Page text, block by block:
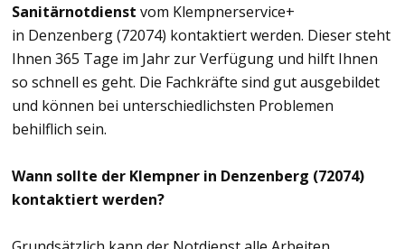
Sanitärnotdienst vom Klempnerservice+
in Denzenberg (72074) kontaktiert werden. Dieser steht
Ihnen 365 Tage im Jahr zur Verfügung und hilft Ihnen
so schnell es geht. Die Fachkräfte sind gut ausgebildet
und können bei unterschiedlichsten Problemen
behilflich sein.
Wann sollte der Klempner in Denzenberg (72074)
kontaktiert werden?